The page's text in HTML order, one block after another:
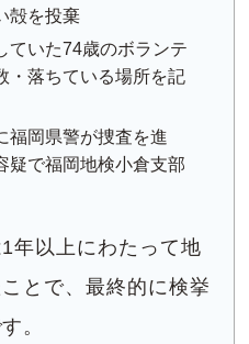
殻を投棄
ていた74歳のボランテ
・落ちている場所を記
福岡県警が捜査を進
疑で福岡地検小倉支部
年以上にわたって地
とで、最終的に検挙
。